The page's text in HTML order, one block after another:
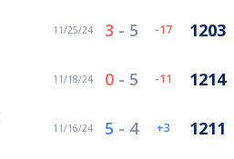
11/25/24 3 - 5 -17 1203
11/18/24 0 - 5 -11 1214
11/16/24 5 - 4 3 1211